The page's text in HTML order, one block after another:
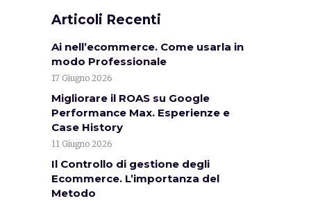
Articoli Recenti
Ai nell’ecommerce. Come usarla in
modo Professionale
17 Giugno 2026
Migliorare il ROAS su Google
Performance Max. Esperienze e
Case History
11 Giugno 2026
Il Controllo di gestione degli
Ecommerce. L’importanza del
Metodo